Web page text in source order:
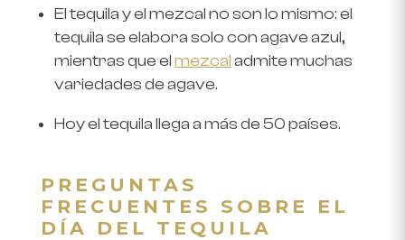
El tequila y el mezcal no son lo mismo: el
tequila se elabora solo con agave azul,
mientras que elmezcaladmite muchas
variedades de agave.
Hoy el tequila llega a más de 50 países.
PREGUNTAS
FRECUENTES SOBRE EL
DÍA DEL TEQUILA